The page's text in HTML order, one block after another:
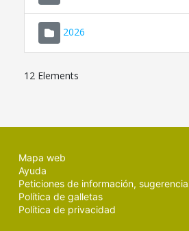
2026
12 Elements
Mapa web
Ayuda
Peticiones de información,
Política de galletas
Política de privacidad